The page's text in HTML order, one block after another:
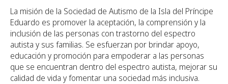
La misión de la Sociedad de Autismo de la Isla del Príncipe
Eduardo es promover la aceptación, la comprensión y la
inclusión de las personas con trastorno del espectro
autista y sus familias. Se esfuerzan por brindar apoyo,
educación y promoción para empoderar a las personas
que se encuentran dentro del espectro autista, mejorar su
calidad de vida y fomentar una sociedad más inclusiva.